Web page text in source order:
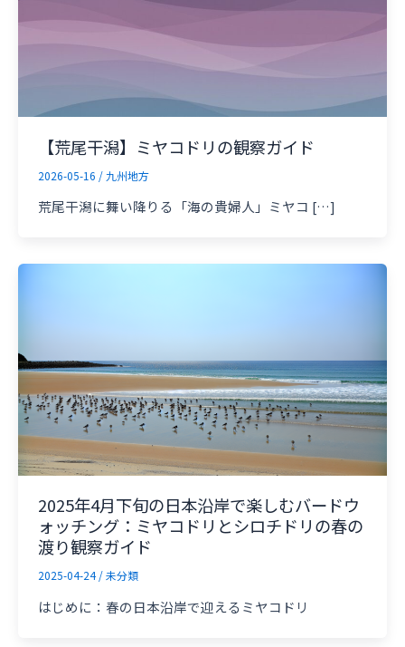
【荒尾干潟】ミヤコドリの観察ガイド
2026-05-16 /九州地方
荒尾干潟に舞い降りる「海の貴婦人」ミヤコ […]
2025年4月下旬の日本沿岸で楽しむバードウ
ォッチング：ミヤコドリとシロチドリの春の
渡り観察ガイド
2025-04-24/未分類
はじめに：春の日本沿岸で迎えるミヤコドリ